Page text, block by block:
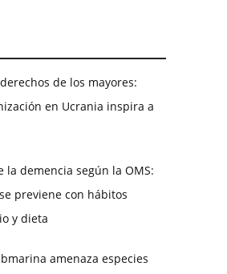
de los mayores:
en Ucrania inspira a
la demencia según la OMS:
previene con hábitos
y dieta
amenaza especies